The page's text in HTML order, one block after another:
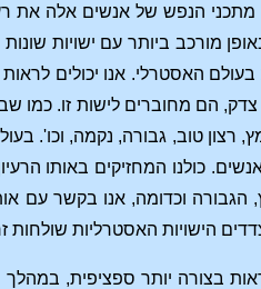
מתכני הנפש של אנשים אלה את
מורכב ביותר עם ישויות
האסטרלי. אנו יכולים
הם מחוברים לישות זו. כמו
רצון טוב, גבורה, נקמה, וכו'.
כולנו המחזיקים באותו
הגבורה וכדומה, אנו בקשר עם
הישויות האסטרליות שולחות
בצורה יותר ספציפית,